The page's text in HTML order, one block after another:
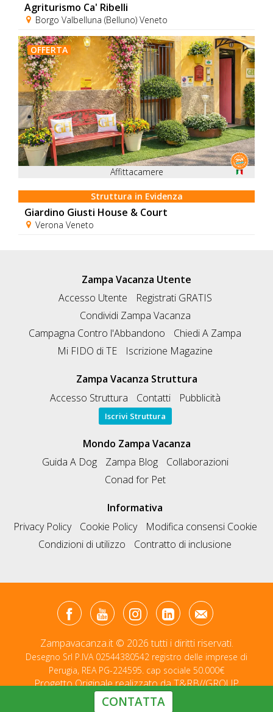
CONTATTA
Agriturismo Ca' Ribelli
Borgo Valbelluna (Belluno) Veneto
OFFERTA
Affittacamere
Struttura in Evidenza
Giardino Giusti House & Court
Verona Veneto
Zampa Vacanza Utente
Accesso Utente
Registrati GRATIS
Condividi Zampa Vacanza
Campagna Contro l'Abbandono
Chiedi A Zampa
Mi FIDO di TE
Iscrizione Magazine
Zampa Vacanza Struttura
Accesso Struttura
Contatti Pubblicità
Iscrivi Struttura
Mondo Zampa Vacanza
Guida A Dog
Zampa Blog
Collaborazioni
Conad for Pet
Informativa
Privacy Policy
Cookie Policy
Modifica consensi Cookie
Condizioni di utilizzo
Contratto di inclusione
Zampavacanza.it © 2026 tutti i diritti riservati.
Desegno Srl P.IVA 02544380542 registro delle imprese di
Perugia, REA PG-224595. cap sociale 50.000€
Progetto Originale realizzato daT&RB//GROUP